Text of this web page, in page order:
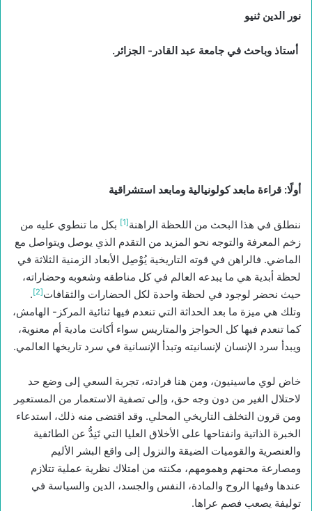
نور الدين ثنيو
أستاذ وباحث في جامعة عبد القادر- الجزائر.
أولًا: قراءة مابعد كولونيالية ومابعد استشراقية
ننطلق في هذا البحث من اللحظة الراهنة[1]
بكل ما تنطوي عليه من
زخم المعرفة والتوجه نحو المزيد من التقدم الذي يوصل ويتواصل مع
الماضي. فالراهن في قوته التاريخية يُوْصِل الأبعاد الزمنية الثلاثة في
لحظة أبدية هي ما يبدعه العالم في كل مناطقه وشعوبه وحضاراته،
حيث نحضر لوجود في لحظة واحدة لكل الحضارات والثقافات[2]
.
وتلك هي ميزة ما بعد الحداثة التي تنعدم فيها ثنائية المركز- الهامش،
كما تنعدم فيها كل الحواجز والمتاريس سواء أكانت مادية أم معنوية،
ويبدأ سرد الإنسان لإنسانيته وتبدأ الإنسانية في سرد تاريخها العالمي.
خاض لوي ماسينيون، ومن هنا فرادته، تجربة السعي إلى وضع حد
لاحتلال الغير من دون وجه حق، وإلى تصفية الاستعمار من المستعمِر
ومن قرون التخلف التاريخي المحلي. وقد اقتضى منه ذلك، استدعاء
الخبرة الذاتية وانفتاحها على الأخلاق العليا التي تَنِدُّ عن الطائفية
والعنصرية والقوميات الضيقة والنزول إلى واقع البشر الأليم
ومصارعة محنهم وهمومهم، مكنته من امتلاك نظرية عملية تتلازم
عندها وفيها الروح والمادة، النفس والجسد، الدين والسياسة في
توليفة يصعب فصم عراها.